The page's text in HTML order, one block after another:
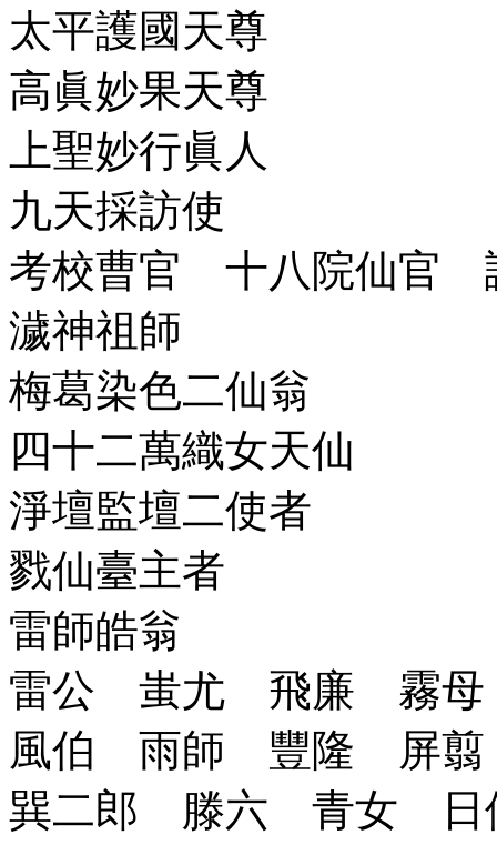
太平護國天尊
高眞妙果天尊
上聖妙行眞人
九天採訪使
考校曹官 十八院仙官
濊神祖師
梅葛染色二仙翁
四十二萬織女天仙
淨壇監壇二使者
戮仙臺主者
雷師皓翁
雷公 蚩尤 飛廉 霧母
風伯 雨師 豐隆 屏翦
巽二郎 滕六 青女